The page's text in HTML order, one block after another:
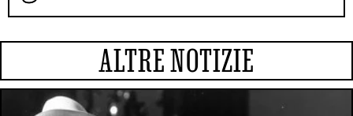
ALTRE NOTIZIE